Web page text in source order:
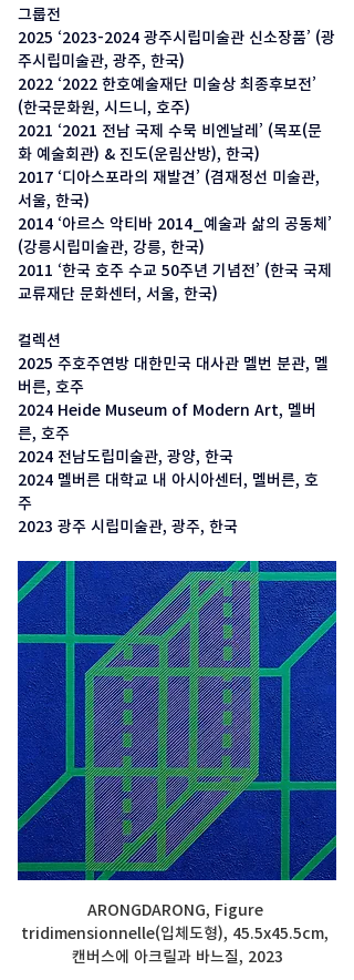
그룹전
2025 ‘2023-2024 광주시립미술관 신소장품’ (광
주시립미술관, 광주, 한국)
2022 ‘2022 한호예술재단 미술상 최종후보전’
(한국문화원, 시드니, 호주)
2021 ‘2021 전남 국제 수묵 비엔날레’ (목포(문
화 예술회관) & 진도(운림산방), 한국)
2017 ‘디아스포라의 재발견’ (겸재정선 미술관,
서울, 한국)
2014 ‘아르스 악티바 2014_예술과 삶의 공동체’
(강릉시립미술관, 강릉, 한국)
2011 ‘한국 호주 수교 50주년 기념전’ (한국 국제
교류재단 문화센터, 서울, 한국)
컬렉션
2025 주호주연방 대한민국 대사관 멜번 분관, 멜
버른, 호주
2024 Heide Museum of Modern Art, 멜버
른, 호주
2024 전남도립미술관, 광양, 한국
2024 멜버른 대학교 내 아시아센터, 멜버른, 호
주
2023 광주 시립미술관, 광주, 한국
ARONGDARONG, Figure
tridimensionnelle(입체도형), 45.5x45.5cm,
캔버스에 아크릴과 바느질, 2023